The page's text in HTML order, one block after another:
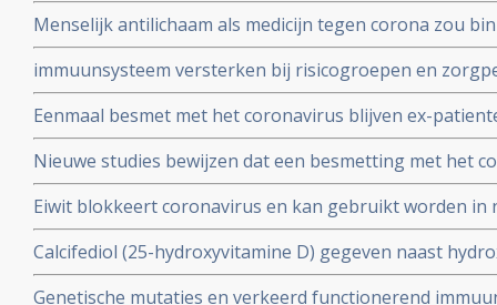
uitstekende resultaten.
Menselijk antilichaam als medicijn tegen corona zou
kunnen leveren volgens onderzoekers van Erasmus MC
immuunsysteem versterken bij risicogroepen en
wachten op vaccin, aldus Immunoloog dr. Carla Peeters
Eenmaal besmet met het coronavirus blijven ex-
studie. Immuniteit voor Covid-19-infectie blijft
waarschijnlijk langer dan dat.
Nieuwe studies bewijzen dat een besmetting met het
langdurige immuniteit geeft door IgM en IgA
immuunsysteem
Eiwit blokkeert coronavirus en kan gebruikt worden in
mondkapje zou dan niet meer nodig zijn.
Calcifediol (25-hydroxyvitamine D) gegeven naast
in vroeg stadium van een behandeling voor COVID-
Genetische mutaties en verkeerd functionerend